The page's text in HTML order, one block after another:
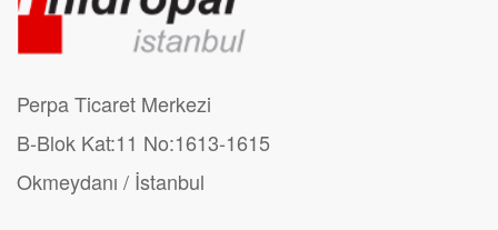
Perpa Ticaret Merkezi
B-Blok Kat:11 No:1613-1615
Okmeydanı / İstanbul